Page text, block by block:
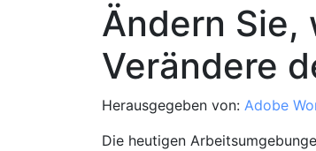
Ändern Sie,
Verändere
Herausgegeben von: Adobe
Die heutigen